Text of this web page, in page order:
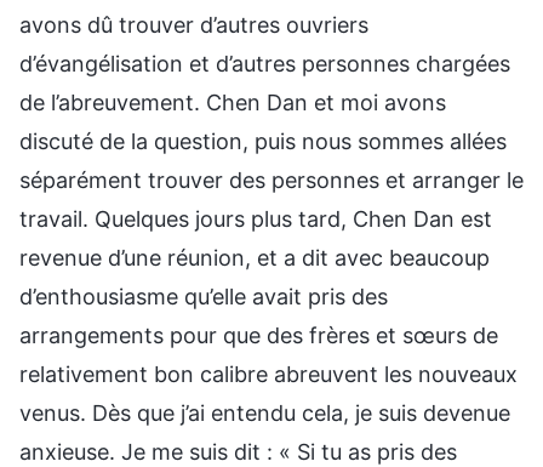
avons dû trouver d’autres ouvriers
d’évangélisation et d’autres personnes chargées
de l’abreuvement. Chen Dan et moi avons
discuté de la question, puis nous sommes allées
séparément trouver des personnes et arranger le
travail. Quelques jours plus tard, Chen Dan est
revenue d’une réunion, et a dit avec beaucoup
d’enthousiasme qu’elle avait pris des
arrangements pour que des frères et sœurs de
relativement bon calibre abreuvent les nouveaux
venus. Dès que j’ai entendu cela, je suis devenue
anxieuse. Je me suis dit : « Si tu as pris des